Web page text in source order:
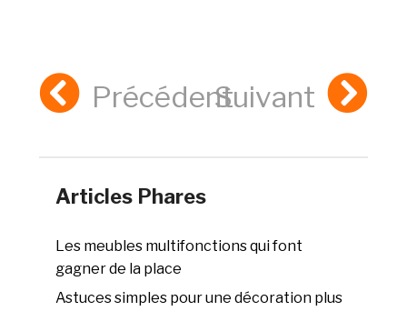
PrécédentSuivant
Articles Phares
Les meubles multifonctions qui font
gagner de la place
Astuces simples pour une décoration plus